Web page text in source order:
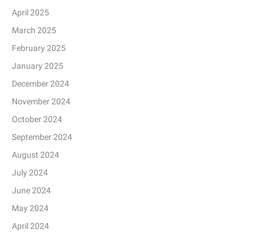
April 2025
March 2025
February 2025
January 2025
December 2024
November 2024
October 2024
September 2024
August 2024
July 2024
June 2024
May 2024
April 2024